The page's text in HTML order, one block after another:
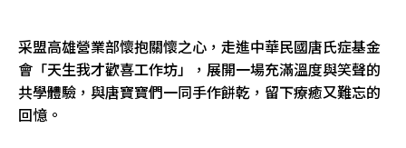
采盟高雄營業部懷抱關懷之心，走進中華民國唐氏症基金
會「天生我才歡喜工作坊」，展開一場充滿溫度與笑聲的
共學體驗，與唐寶寶們一同手作餅乾，留下療癒又難忘的
回憶。